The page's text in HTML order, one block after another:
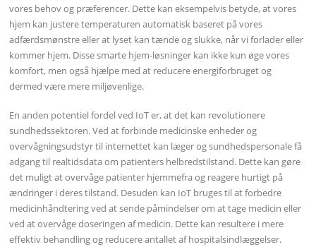
vores behov og præferencer. Dette kan eksempelvis betyde, at vores
hjem kan justere temperaturen automatisk baseret på vores
adfærdsmønstre eller at lyset kan tænde og slukke, når vi forlader eller
kommer hjem. Disse smarte hjem-løsninger kan ikke kun øge vores
komfort, men også hjælpe med at reducere energiforbruget og
dermed være mere miljøvenlige.
En anden potentiel fordel ved IoT er, at det kan revolutionere
sundhedssektoren. Ved at forbinde medicinske enheder og
overvågningsudstyr til internettet kan læger og sundhedspersonale få
adgang til realtidsdata om patienters helbredstilstand. Dette kan gøre
det muligt at overvåge patienter hjemmefra og reagere hurtigt på
ændringer i deres tilstand. Desuden kan IoT bruges til at forbedre
medicinhåndtering ved at sende påmindelser om at tage medicin eller
ved at overvåge doseringen af ​​medicin. Dette kan resultere i mere
effektiv behandling og reducere antallet af hospitalsindlæggelser.